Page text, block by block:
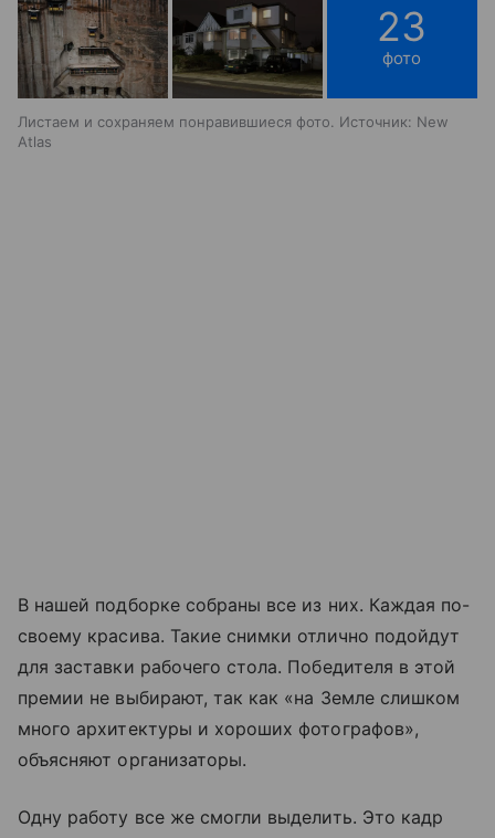
23
фото
Листаем и сохраняем понравившиеся фото. Источник: New
Atlas
В нашей подборке собраны все из них. Каждая по-
своему красива. Такие снимки отлично подойдут
для заставки рабочего стола. Победителя в этой
премии не выбирают, так как «на Земле слишком
много архитектуры и хороших фотографов»,
объясняют организаторы.
Одну работу все же смогли выделить. Это кадр